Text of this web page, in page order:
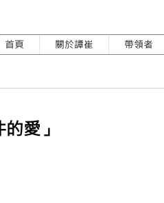
首頁 關於譚崔 帶領者
愛」